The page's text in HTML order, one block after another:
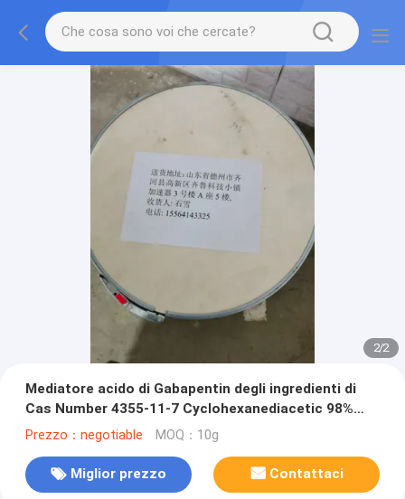
2/2
Mediatore acido di Gabapentin degli ingredienti di
Cas Number 4355-11-7 Cyclohexanediacetic 98%
Gabapentin
Prezzo：negotiable MOQ：10g
Miglior prezzo Contattaci